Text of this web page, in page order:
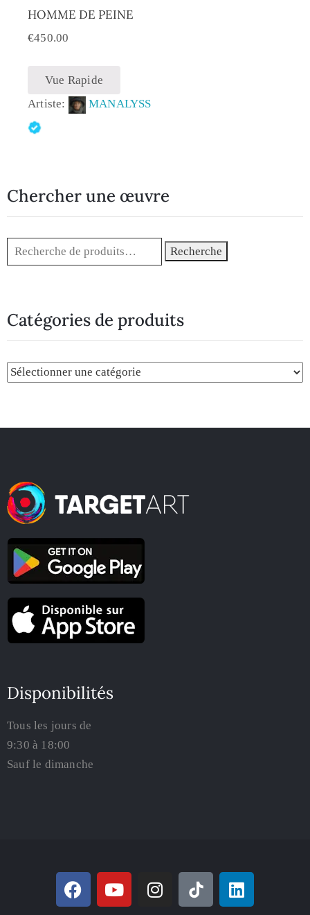
HOMME DE PEINE
€450.00
Vue Rapide
Artiste:
MANALYSS
Chercher une œuvre
Recherche
Catégories de produits
Disponibilités
Tous les jours de
9:30 à 18:00
Sauf le dimanche